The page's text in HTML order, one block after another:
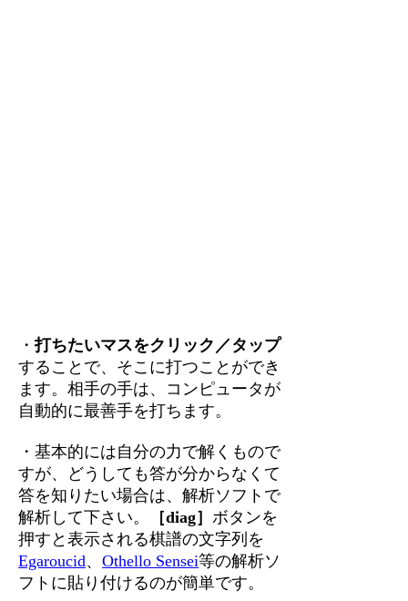
・打ちたいマスをクリック／タップ
することで、そこに打つことができ
ます。相手の手は、コンピュータが
自動的に最善手を打ちます。
・基本的には自分の力で解くもので
すが、どうしても答が分からなくて
答を知りたい場合は、解析ソフトで
解析して下さい。
［diag］ ボタンを
押すと表示される棋譜の文字列を
Egaroucid、Othello Sensei等の解析ソ
フトに貼り付けるのが簡単です。